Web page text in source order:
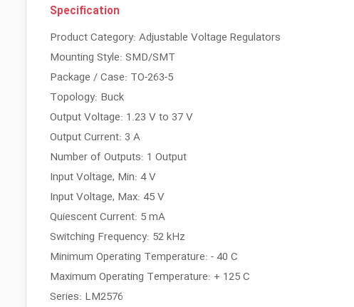
Specification
Product Category: Adjustable Voltage Regulators
Mounting Style: SMD/SMT
Package / Case: TO-263-5
Topology: Buck
Output Voltage: 1.23 V to 37 V
Output Current: 3 A
Number of Outputs: 1 Output
Input Voltage, Min: 4 V
Input Voltage, Max: 45 V
Quiescent Current: 5 mA
Switching Frequency: 52 kHz
Minimum Operating Temperature: - 40 C
Maximum Operating Temperature: + 125 C
Series: LM2576